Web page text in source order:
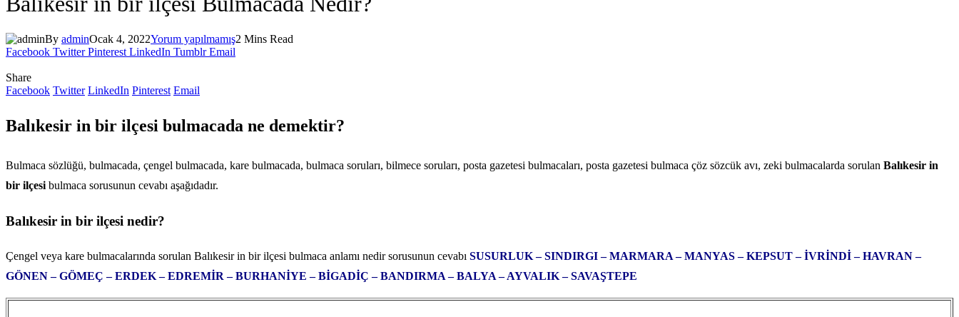
By adminOcak 4, 2022Yorum yapılmamış2 Mins Read
Facebook Twitter Pinterest LinkedIn Tumblr Email
Share
Facebook Twitter LinkedIn Pinterest Email
Balıkesir in bir ilçesi bulmacada ne demektir?
Bulmaca sözlüğü, bulmacada, çengel bulmacada, kare bulmacada, bulmaca soruları, bilmece soruları, posta gazetesi bulmacaları, posta gazetesi bulmaca çöz sözcük avı, zeki bulmacalarda sorulan Balıkesir in
bir ilçesi bulmaca sorusunun cevabı aşağıdadır.
Balıkesir in bir ilçesi nedir?
Çengel veya kare bulmacalarında sorulan Balıkesir in bir ilçesi bulmaca anlamı nedir sorusunun cevabı SUSURLUK – SINDIRGI – MARMARA – MANYAS – KEPSUT – İVRİNDİ – HAVRAN –
GÖNEN – GÖMEÇ – ERDEK – EDREMİR – BURHANİYE – BİGADİÇ – BANDIRMA – BALYA – AYVALIK – SAVAŞTEPE